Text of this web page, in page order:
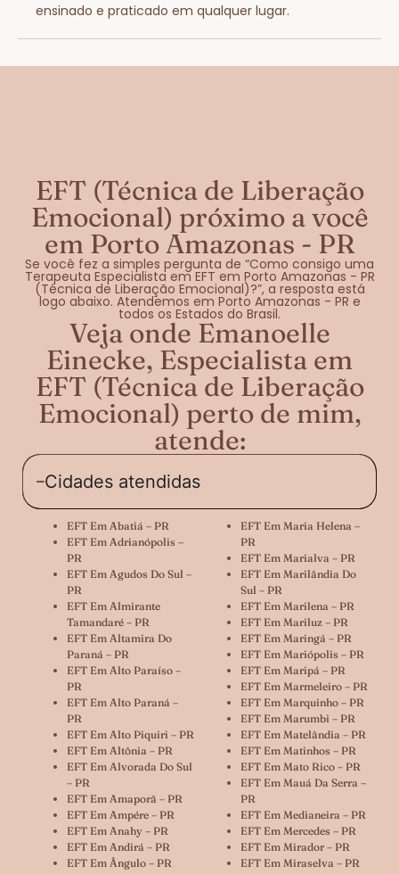
ensinado e praticado em qualquer lugar.
EFT (Técnica de Liberação
Emocional) próximo a você
em Porto Amazonas - PR
Se você fez a simples pergunta de “Como consigo uma
Terapeuta Especialista em EFT em Porto Amazonas - PR
(Técnica de Liberação Emocional)?”, a resposta está
logo abaixo. Atendemos em Porto Amazonas - PR e
todos os Estados do Brasil.
Veja onde Emanoelle
Einecke, Especialista em
EFT (Técnica de Liberação
Emocional) perto de mim,
atende:
Cidades atendidas
EFT Em Abatiá – PR
EFT Em Adrianópolis –
PR
EFT Em Agudos Do Sul –
PR
EFT Em Almirante
Tamandaré – PR
EFT Em Altamira Do
Paraná – PR
EFT Em Alto Paraíso –
PR
EFT Em Alto Paraná –
PR
EFT Em Alto Piquiri – PR
EFT Em Altônia – PR
EFT Em Alvorada Do Sul
– PR
EFT Em Amaporã – PR
EFT Em Ampére – PR
EFT Em Anahy – PR
EFT Em Andirá – PR
EFT Em Ângulo – PR
EFT Em Maria Helena –
PR
EFT Em Marialva – PR
EFT Em Marilândia Do
Sul – PR
EFT Em Marilena – PR
EFT Em Mariluz – PR
EFT Em Maringá – PR
EFT Em Mariópolis – PR
EFT Em Maripá – PR
EFT Em Marmeleiro – PR
EFT Em Marquinho – PR
EFT Em Marumbi – PR
EFT Em Matelândia – PR
EFT Em Matinhos – PR
EFT Em Mato Rico – PR
EFT Em Mauá Da Serra –
PR
EFT Em Medianeira – PR
EFT Em Mercedes – PR
EFT Em Mirador – PR
EFT Em Miraselva – PR